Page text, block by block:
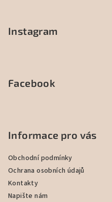
Instagram
Facebook
Informace pro vás
Obchodní podmínky
Ochrana osobních údajů
Kontakty
Napište nám